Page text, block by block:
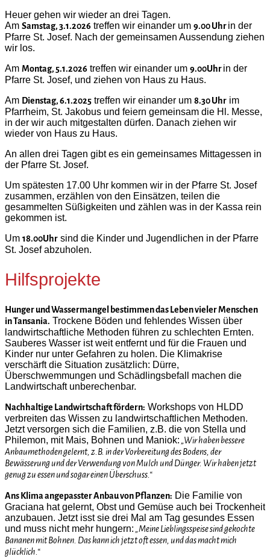
Heuer gehen wir wieder an drei Tagen.
Am Samstag, 3.1.2026 treffen wir einander um 9.00 Uhrin der
Pfarre St. Josef. Nach der gemeinsamen Aussendung ziehen
wir los.
Am Montag, 5.1.2026 treffen wir einander um 9.00Uhrin der
Pfarre St. Josef, und ziehen von Haus zu Haus.
Am Dienstag, 6.1.2025 treffen wir einander um 8.30 Uhr im
Pfarrheim, St. Jakobus und feiern gemeinsam die Hl. Messe,
in der wir auch mitgestalten dürfen. Danach ziehen wir
wieder von Haus zu Haus.
An allen drei Tagen gibt es ein gemeinsames Mittagessen in
der Pfarre St. Josef.
Um spätesten 17.00 Uhr kommen wir in der Pfarre St. Josef
zusammen, erzählen von den Einsätzen, teilen die
gesammelten Süßigkeiten und zählen was in der Kassa rein
gekommen ist.
Um 18.00Uhr sind die Kinder und Jugendlichen in der Pfarre
St. Josef abzuholen.
Hilfsprojekte
Hunger und Wassermangel bestimmen das Leben vieler Menschen
in Tansania. Trockene Böden und fehlendes Wissen über
landwirtschaftliche Methoden führen zu schlechten Ernten.
Sauberes Wasser ist weit entfernt und für die Frauen und
Kinder nur unter Gefahren zu holen. Die Klimakrise
verschärft die Situation zusätzlich: Dürre,
Überschwemmungen und Schädlingsbefall machen die
Landwirtschaft unberechenbar.
Nachhaltige Landwirtschaft fördern: Workshops von HLDD
verbreiten das Wissen zu landwirtschaftlichen Methoden.
Jetzt versorgen sich die Familien, z.B. die von Stella und
Philemon, mit Mais, Bohnen und Maniok: „Wir haben bessere
Anbaumethoden gelernt, z.B. in der Vorbereitung des Bodens, der
Bewässerung und der Verwendung von Mulch und Dünger. Wir haben jetzt
genug zu essen und sogar einen Überschuss.“
Ans Klima angepasster Anbau von Pflanzen: Die Familie von
Graciana hat gelernt, Obst und Gemüse auch bei Trockenheit
anzubauen. Jetzt isst sie drei Mal am Tag gesundes Essen
und muss nicht mehr hungern: „Meine Lieblingsspeise sind gekochte
Bananen mit Bohnen. Das kann ich jetzt oft essen, und das macht mich
glücklich.“